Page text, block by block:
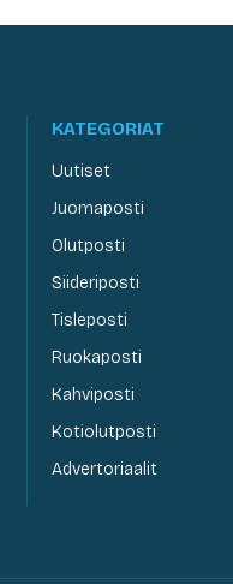
KATEGORIAT
Uutiset
Juomaposti
Olutposti
Siideriposti
Tisleposti
Ruokaposti
Kahviposti
Kotiolutposti
Advertoriaalit